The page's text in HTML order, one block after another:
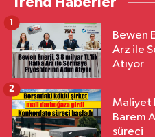
Bewen
Arz ile
Atıyor
1
Maliyet
Barem
süreci
2